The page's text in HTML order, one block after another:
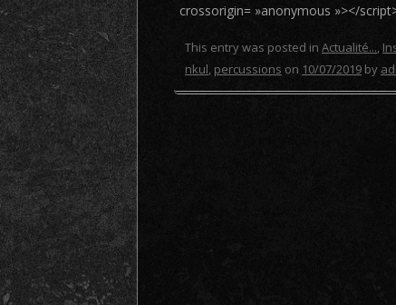
crossorigin= »anonymous »></
This entry was posted in Actualité...,
nkul, percussions on 10/07/2019by